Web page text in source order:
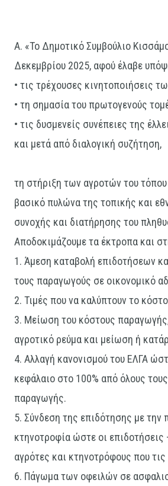
Α. «Το Δημοτικό Συμβούλιο
Δεκεμβρίου 2025, αφού έλαβε
• τις τρέχουσες κινητοποιήσεις
• τη σημασία του πρωτογενούς
• τις δυσμενείς συνέπειες της
και μετά από διαλογική συζήτηση,
τη στήριξη των αγροτών του
βασικό πυλώνα της τοπικής και
συνοχής και διατήρησης του
Αποδοκιμάζουμε τα έκτροπα και
1. Άμεση καταβολή επιδοτήσεων
τους παραγωγούς σε οικονομικό
2. Τιμές που να καλύπτουν το
3. Μείωση του κόστους
αγροτικό ρεύμα και μείωση ή
4. Αλλαγή κανονισμού του ΕΛΓΑ
κεφάλαιο στο 100% από όλους
παραγωγής.
5. Σύνδεση της επιδότησης με
κτηνοτροφία ώστε οι
αγρότες και κτηνοτρόφους που τις
6. Πάγωμα των οφειλών σε